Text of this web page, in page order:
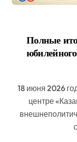
Полные
18 июня 2026 года, в международном выставочном
центре